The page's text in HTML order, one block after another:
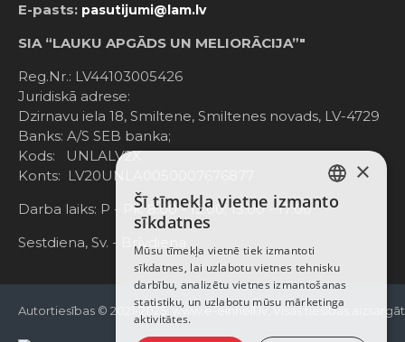
E-pasts: pasutijumi@lam.lv
SIA “LAUKU APGĀDS UN MELIORĀCIJA”"
Reg.Nr.: LV44103005426
Juridiskā adrese:
Dzirnavu iela 18, Smiltene, Smiltenes novads, LV-4729
Banks: A/S SEB banka;
Kods: UNLALV2X
Konts: LV20UNLA0050007676877
Darba laiks: P - Pk. 8:00 - 12:00; 13:00 - 17:00
Sestdiena, Sv. - Brīvdiena
Autortiesības © 2021-2025, www.e-einhell.lv, Visas tiesības
LATVIAN
ENGLISH
×
Šī tīmekļa vietne izmanto
sīkdatnes
Mūsu tīmekļa vietnē tiek izmantoti
sīkdatnes, lai uzlabotu vietnes tehnisku
darbību, analizētu vietnes izmantošanas
statistiku, un uzlabotu mūsu mārketinga
aktivitātes.